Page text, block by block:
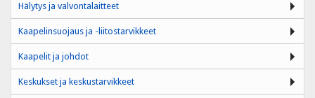
Hälytys ja valvontalaitteet
Kaapelinsuojaus ja -liitostarvikkeet
Kaapelit ja johdot
Keskukset ja keskustarvikkeet